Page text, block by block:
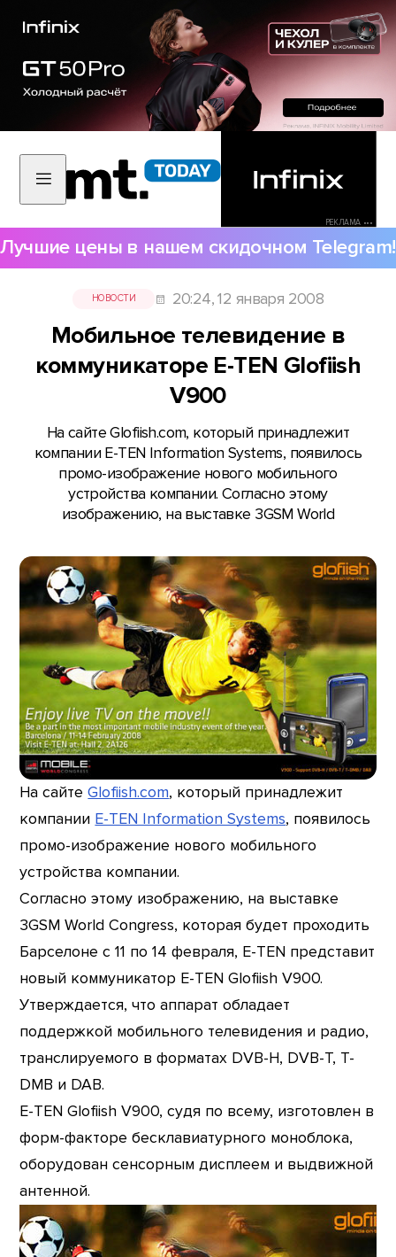
РЕКЛАМА •••
Лучшие цены в нашем скидочном Telegram!
НОВОСТИ 20:24, 12 января 2008
Мобильное телевидение в
коммуникаторе E-TEN Glofiish
V900
На сайте Glofiish.com, который принадлежит
компании E-TEN Information Systems, появилось
промо-изображение нового мобильного
устройства компании. Согласно этому
изображению, на выставке 3GSM World
На сайтеGlofiish.com, который принадлежит
компании E-TEN Information Systems, появилось
промо-изображение нового мобильного
устройства компании.
Согласно этому изображению, на выставке
3GSM World Congress, которая будет проходить
Барселоне с 11 по 14 февраля, E-TEN представит
новый коммуникатор E-TEN Glofiish V900.
Утверждается, что аппарат обладает
поддержкой мобильного телевидения и радио,
транслируемого в форматах DVB-H, DVB-T, T-
DMB и DAB.
E-TEN Glofiish V900, судя по всему, изготовлен в
форм-факторе бесклавиатурного моноблока,
оборудован сенсорным дисплеем и выдвижной
антенной.